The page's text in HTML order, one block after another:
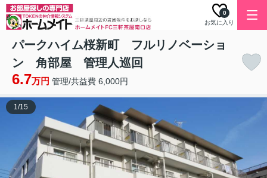
お気に入り
0
パークハイム桜新町 フルリノベーショ
ン 角部屋 管理人巡回
6.7万円 管理/共益費 6,000円
1/15